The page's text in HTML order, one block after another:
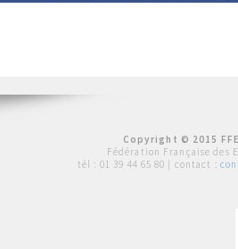
Copyright © 2015
Fédération Française des
tél : 01 39 44 65 80 | contact :